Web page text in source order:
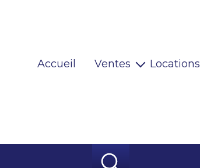
Accueil Ventes
Locaux pro
Locations